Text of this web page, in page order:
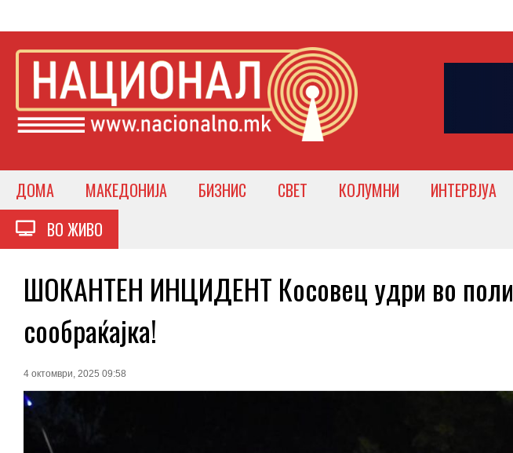
ДОМА МАКЕДОНИЈА БИЗНИС СВЕТ КОЛУМНИ ИНТЕРВЈУА
ВО ЖИВО
ШОКАНТЕН ИНЦИДЕНТ Косовец удри во
сообраќајка!
4 октомври, 2025 09:58